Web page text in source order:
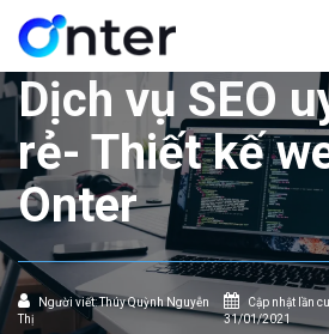
Home /Dịch vụ SEO uy tín, giá rẻ-
Dịch vụ SEO
rẻ- Thiết kế
Onter
Người viết: Thúy Quỳnh Nguyễn
Thị
Cập nhật lần
31/01/2021